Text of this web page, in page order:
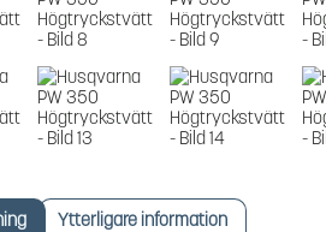
Ytterligare information